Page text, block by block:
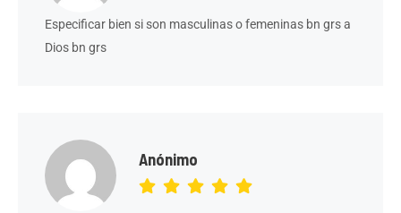
Especificar bien si son masculinas o femeninas bn grs a
Dios bn grs
Anónimo